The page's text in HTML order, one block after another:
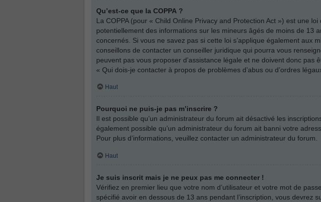
Qu’est-ce que la COPPA ?
La COPPA (pour « Child Online Privacy and Protection Act ») est une
potentiellement des informations sur les mineurs âgés de moins de
concernés. Si vous ne savez pas si cette loi s’applique également aux
conseillons de contacter un conseiller juridique qui pourra vous
peuvent pas vous proposer d’assistance légale et ne doivent donc
« Qui dois-je contacter à propos de problèmes d’abus ou d’ordres
Haut
Pourquoi ne puis-je pas m’inscrire ?
Il est possible qu’un administrateur du forum ait désactivé les
également possible qu’un administrateur du forum ait banni votre
Pour plus d’informations, veuillez contacter un administrateur du forum.
Haut
Je suis inscrit mais je ne peux pas me connecter !
Vérifiez en premier lieu que votre nom d’utilisateur et votre mot de
spécifié avoir en dessous de 13 ans pendant l’inscription, vous devrez